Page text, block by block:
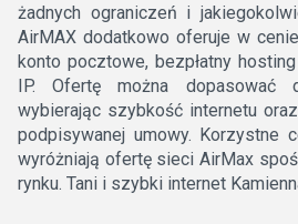
żadnych ograniczeń i
AirMAX dodatkowo oferuje w
konto pocztowe, bezpłatny
IP. Ofertę można dopasować
wybierając szybkość internetu
podpisywanej umowy. Korzystne
wyróżniają ofertę sieci AirMax
rynku. Tani i szybki internet